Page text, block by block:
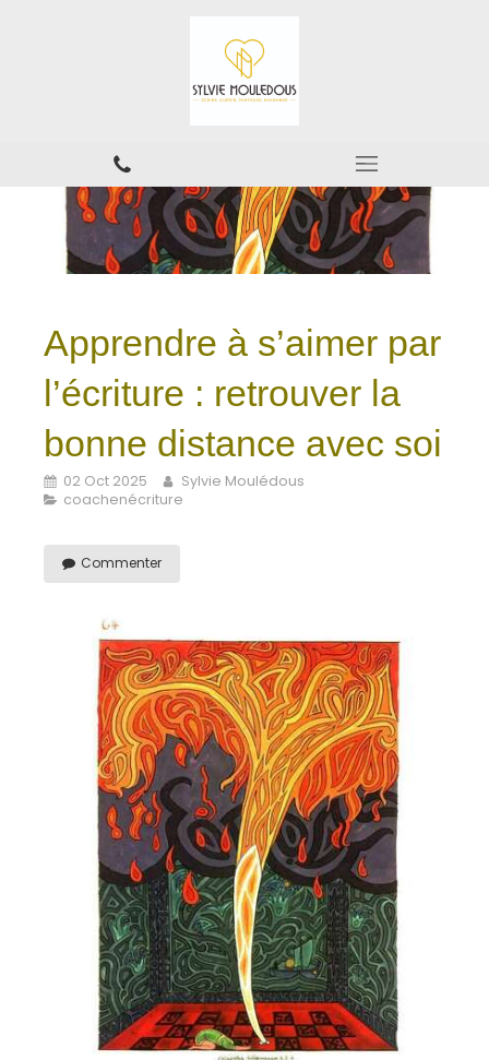
Apprendre à s’aimer par
l’écriture : retrouver la
bonne distance avec soi
02 Oct 2025
Sylvie Moulédous
coachenécriture
Commenter